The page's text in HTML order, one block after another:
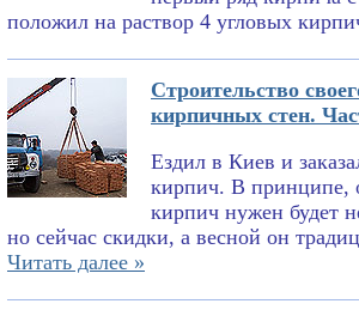
положил на раствор 4 угловых
Строительство
кирпичных стен.
Ездил в Киев и
кирпич. В принципе,
кирпич нужен будет
но сейчас скидки, а весной он
Читать далее »